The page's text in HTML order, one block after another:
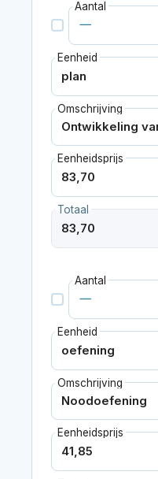
Aantal
Eenheid
Omschrijving
Eenheidsprijs
Totaal
Aantal
Eenheid
Omschrijving
Eenheidsprijs